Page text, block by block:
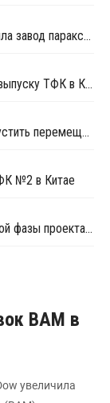
Sinopec Shanghai Petrochemical перезапустила завод параксилола № 1 после планового ремонта
Jiangsu Sanfangxiang запустит линию №2 по выпуску ТФК в Китае на этой неделе
Hainan Yisheng Petrochemical планирует запустить перемещенный завод ПЭТ в марте 2017 года
№2 в Китае
Jiaxing Petchem приступает к реализации 2-ой фазы проекта по наращиванию мощностей ТФК в Китае
ВАМ в
увеличила